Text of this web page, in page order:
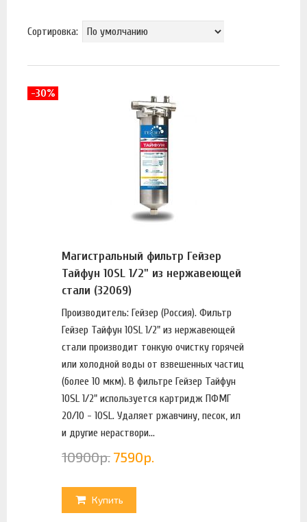
Сортировка:
Магистральный фильтр Гейзер
Тайфун 10SL 1/2" из нержавеющей
стали (32069)
Производитель: Гейзер (Россия). Фильтр
Гейзер Тайфун 10SL 1/2" из нержавеющей
стали производит тонкую очистку горячей
или холодной воды от взвешенных частиц
(более 10 мкм). В фильтре Гейзер Тайфун
10SL 1/2" используется картридж ПФМГ
20/10 - 10SL. Удаляет ржавчину, песок, ил
и другие нераствори...
10900р. 7590р.
Купить
-30%